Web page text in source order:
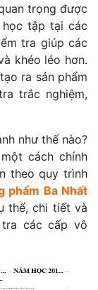
trọng được
tập tại các
tra giúp các
khéo léo hơn.
ra sản phẩm
trắc nghiệm,
như thế nào?
cách chính
theo quy trình
phẩm Ba Nhất
thể, chi tiết và
các cấp vô